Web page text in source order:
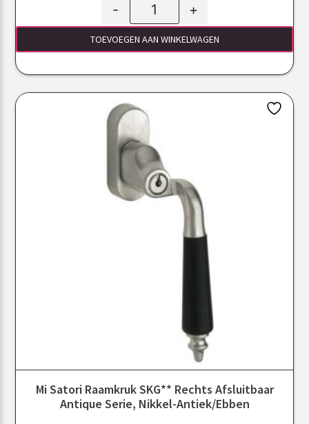
- +
TOEVOEGEN AAN WINKELWAGEN
Mi Satori Raamkruk SKG** Rechts Afsluitbaar
Antique Serie, Nikkel-Antiek/ebben